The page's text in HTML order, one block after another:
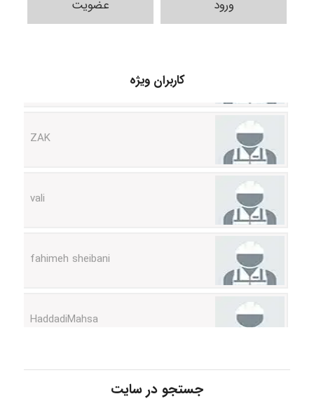
ورود عضویت
کاربران ویژه
جستجو در سایت